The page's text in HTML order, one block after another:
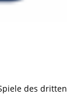
des dritten